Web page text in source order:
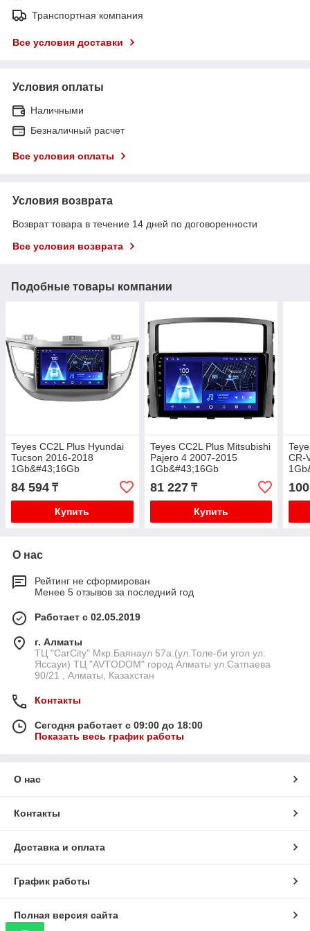
Транспортная компания
Все условия доставки
Условия оплаты
Наличными
Безналичный расчет
Все условия оплаты
Условия возврата
Возврат товара в течение 14 дней по договоренности
Все условия возврата
Подобные товары компании
Teyes CC2L Plus Hyundai
Tucson 2016-2018
1Gb&#43;16Gb
84 594 ₸
Купить
Teyes CC2L Plus Mitsubishi
Pajero 4 2007-2015
1Gb&#43;16Gb
81 227₸
Купить
CR-
О нас
Рейтинг не сформирован
Менее 5 отзывов за последний год
Работает с 02.05.2019
г. Алматы
ТЦ "CarCity" Мкр.Баянаул 57а.(ул.Толе-би угол ул.
Яссауи) ТЦ "AVTODOM" город Алматы ул.Сатпаева
90/21 , Алматы, Казахстан
Контакты
Сегодня работает с 09:00 до 18:00
Показать весь график работы
О нас
Контакты
Доставка и оплата
График работы
Полная версия сайта